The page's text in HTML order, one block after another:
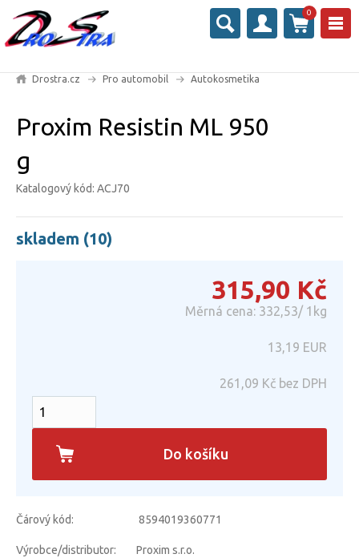
0
Drostra.cz Pro automobil Autokosmetika
Proxim Resistin ML 950
g
Katalogový kód: ACJ70
skladem (10)
315,90 Kč
Měrná cena: 332,53/ 1kg
13,19 EUR
261,09 Kč bez DPH
Do košíku
Čárový kód: 8594019360771
Výrobce/distributor:
Proxim s.r.o.